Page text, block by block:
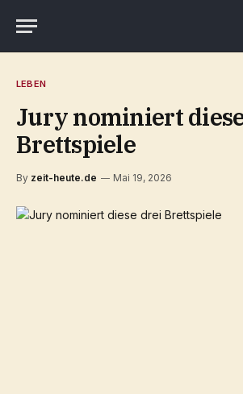
LEBEN
Jury nominiert
Brettspiele
By zeit-heute.de Mai 19, 2026